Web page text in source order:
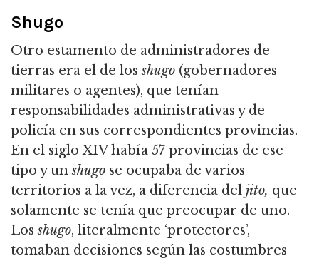
Shugo
Otro estamento de administradores de
tierras era el de losshugo (gobernadores
militares o agentes), que tenían
responsabilidades administrativas y de
policía en sus correspondientes provincias.
En el siglo XIV había 57 provincias de ese
tipo y unshugo se ocupaba de varios
territorios a la vez, a diferencia del jito, que
solamente se tenía que preocupar de uno.
Losshugo, literalmente ‘protectores’,
tomaban decisiones según las costumbres